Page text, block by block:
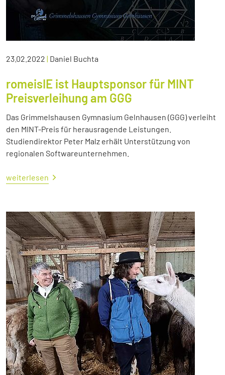
23.02.2022 | Daniel Buchta
romeisIE ist Hauptsponsor für MINT
Preisverleihung am GGG
Das Grimmelshausen Gymnasium Gelnhausen (GGG) verleiht
den MINT-Preis für herausragende Leistungen.
Studiendirektor Peter Malz erhält Unterstützung von
regionalen Softwareunternehmen.
weiterlesen